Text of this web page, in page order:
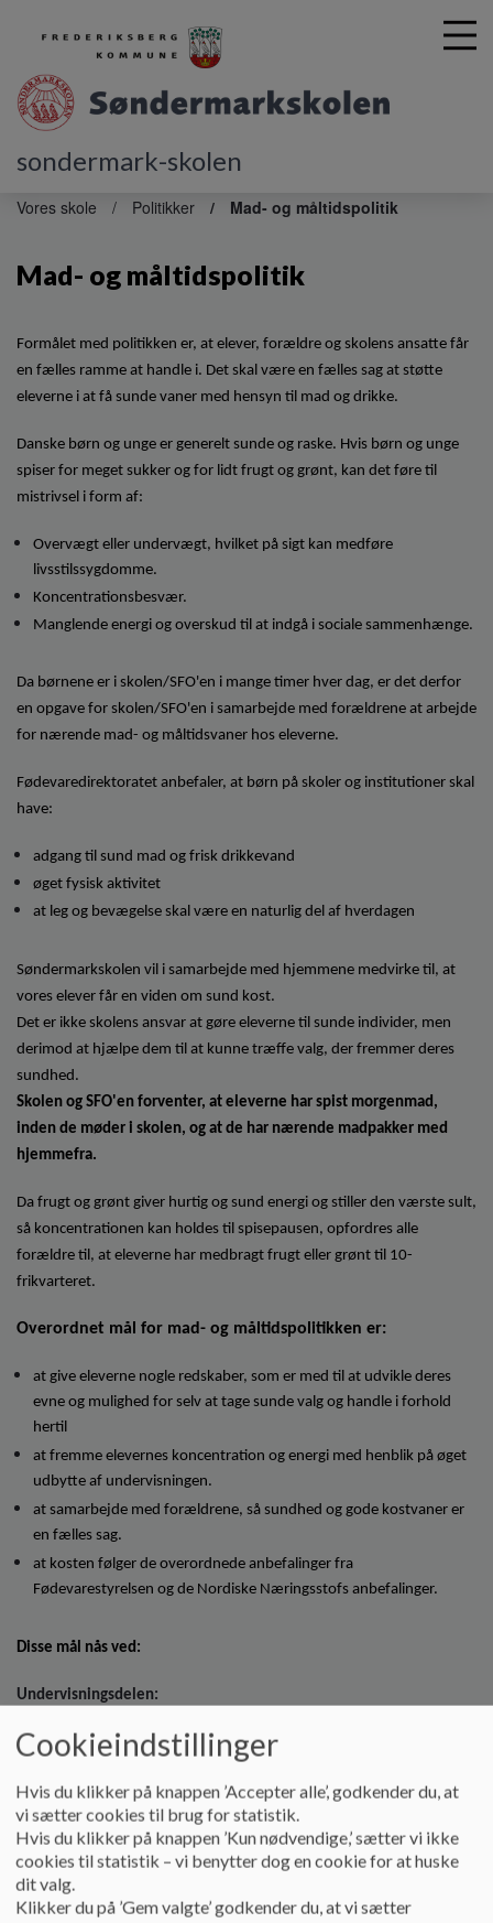
sondermark-skolen
Vores skole Politikker Mad- og måltidspolitik
Mad- og måltidspolitik
Formålet med politikken er, at elever, forældre og skolens ansatte får
en fælles ramme at handle i. Det skal være en fælles sag at støtte
eleverne i at få sunde vaner med hensyn til mad og drikke.
Danske børn og unge er generelt sunde og raske. Hvis børn og unge
spiser for meget sukker og for lidt frugt og grønt, kan det føre til
mistrivsel i form af:
Overvægt eller undervægt, hvilket på sigt kan medføre
livsstilssygdomme.
Koncentrationsbesvær.
Manglende energi og overskud til at indgå i sociale sammenhænge.
Da børnene er i skolen/SFO'en i mange timer hver dag, er det derfor
en opgave for skolen/SFO'en i samarbejde med forældrene at arbejde
for nærende mad- og måltidsvaner hos eleverne.
Fødevaredirektoratet anbefaler, at børn på skoler og institutioner skal
have:
adgang til sund mad og frisk drikkevand
øget fysisk aktivitet
at leg og bevægelse skal være en naturlig del af hverdagen
Søndermarkskolen vil i samarbejde med hjemmene medvirke til, at
vores elever får en viden om sund kost.
Det er ikke skolens ansvar at gøre eleverne til sunde individer, men
derimod at hjælpe dem til at kunne træffe valg, der fremmer deres
sundhed.
Skolen og SFO'en forventer, at eleverne har spist morgenmad,
inden de møder i skolen, og at de har nærende madpakker med
hjemmefra.
Da frugt og grønt giver hurtig og sund energi og stiller den værste sult,
så koncentrationen kan holdes til spisepausen, opfordres alle
forældre til, at eleverne har medbragt frugt eller grønt til 10-
frikvarteret.
Overordnet mål for mad- og måltidspolitikken er:
at give eleverne nogle redskaber, som er med til at udvikle deres
evne og mulighed for selv at tage sunde valg og handle i forhold
hertil
at fremme elevernes koncentration og energi med henblik på øget
udbytte af undervisningen.
at samarbejde med forældrene, så sundhed og gode kostvaner er
en fælles sag.
at kosten følger de overordnede anbefalinger fra
Fødevarestyrelsen og de Nordiske Næringsstofs anbefalinger.
Disse mål nås ved:
Undervisningsdelen:
Det er skolens holdning, at måltider indtages i fællesskab med andre,
og det er forældrenes ansvar at sørge for sunde kostvaner for deres
Eleverne har mad med hjemmefra eller bestilt med fra
madordningen samt en ”10 mad”/Forlomme evt. noget mad til
sene eftermiddage
For 0.-6.kl. spises frokosten i fællesskab med klassen
Cookieindstillinger
Hvis du klikker på knappen ’Accepter alle’, godkender du, at
vi sætter cookies til brug for statistik.
Hvis du klikker på knappen ’Kun nødvendige,’ sætter vi ikke
cookies til statistik – vi benytter dog en cookie for at huske
dit valg.
Klikker du på ’Gem valgte’ godkender du, at vi sætter